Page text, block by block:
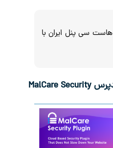
هاست سی پنل ایران با
MalCare Security